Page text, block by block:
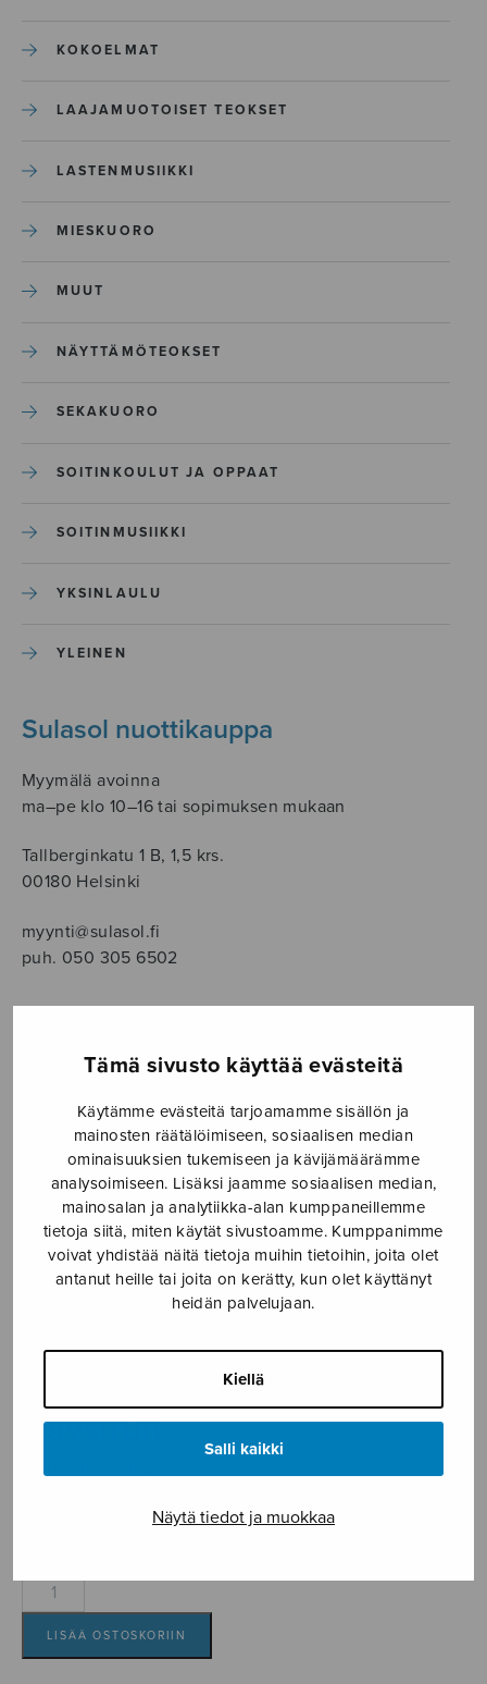
Tämä sivusto käyttää evästeitä
Käytämme evästeitä tarjoamamme sisällön ja
mainosten räätälöimiseen, sosiaalisen median
ominaisuuksien tukemiseen ja kävijämäärämme
analysoimiseen. Lisäksi jaamme sosiaalisen median,
mainosalan ja analytiikka-alan kumppaneillemme
tietoja siitä, miten käytät sivustoamme. Kumppanimme
voivat yhdistää näitä tietoja muihin tietoihin, joita olet
antanut heille tai joita on kerätty, kun olet käyttänyt
heidän palvelujaan.
Kiellä
Salli kaikki
Näytä tiedot ja muokkaa
KOKOELMAT
LAAJAMUOTOISET TEOKSET
LASTENMUSIIKKI
MIESKUORO
MUUT
NÄYTTÄMÖTEOKSET
SEKAKUORO
SOITINKOULUT JA OPPAAT
SOITINMUSIIKKI
YKSINLAULU
YLEINEN
Sulasol nuottikauppa
Myymälä avoinna
ma–pe klo 10–16 tai sopimuksen mukaan
Tallberginkatu 1 B, 1,5 krs.
00180 Helsinki
myynti@sulasol.fi
puh. 050 305 6502
NÄYTÄ KARTALLA
Etusivu › Nuottikauppa › Diskanttikuoro ›
Olof och Havsfrun
Herr Olof och
Havsfrun
Herr
Olof
och
Havsfrun
LISÄÄ OSTOSKORIIN